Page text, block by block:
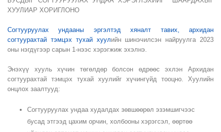
ХУУЛИАР ХОРИГЛОНО
Согтууруулах ундааны эргэлтэд хяналт тавих, архидан
согтуурахтай тэмцэх тухай хуулийн шинэчилсэн найруулга 2023
оны нэгдүгээр сарын 1-нээс хэрэгжиж эхэлнэ.
Энэхүү хууль хүчин төгөлдөр болсон өдрөөс эхлэн Архидан
согтуурахтай тэмцэх тухай хуулийг хүчингүйд тооцно. Хуулийн
онцлох заалтууд:
Согтууруулах ундаа худалдах зөвшөөрөл эзэмшигчээс
бусад этгээд цахим орчин, холбооны хэрэгсэл, өөртөө